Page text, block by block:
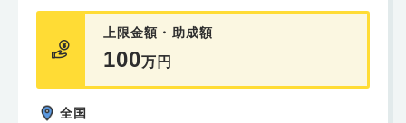
の促進を見据え、生産性の向上に取り組む中小企業を
支援する助成金です。
上限金額・助成額
100万円
全国